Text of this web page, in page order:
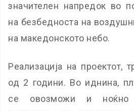
значителен напредок во
на безбедноста на
на македонското небо.
Реализација на проектот,
од 2 години. Во иднина,
се овозможи и